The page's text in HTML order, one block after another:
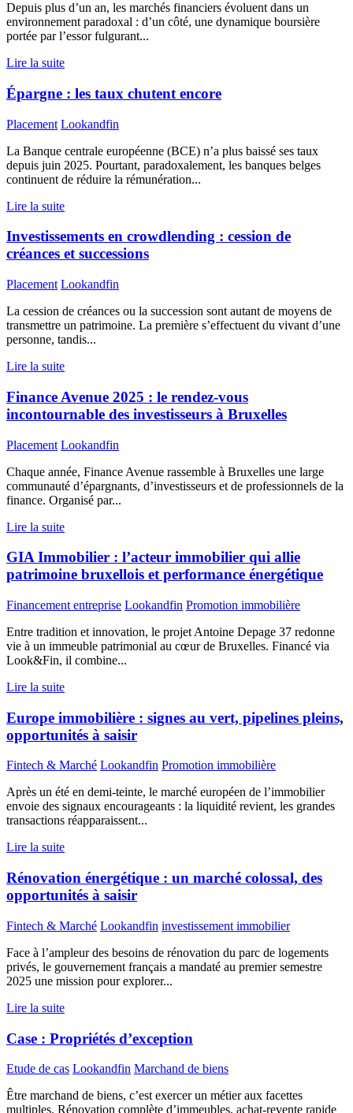
Depuis plus d’un an, les marchés financiers évoluent dans un
environnement paradoxal : d’un côté, une dynamique boursière
portée par l’essor fulgurant...
Lire la suite
Épargne : les taux chutent encore
Placement Lookandfin
La Banque centrale européenne (BCE) n’a plus baissé ses taux
depuis juin 2025. Pourtant, paradoxalement, les banques belges
continuent de réduire la rémunération...
Lire la suite
Investissements en crowdlending : cession de
créances et successions
Placement Lookandfin
La cession de créances ou la succession sont autant de moyens de
transmettre un patrimoine. La première s’effectuent du vivant d’une
personne, tandis...
Lire la suite
Finance Avenue 2025 : le rendez-vous
incontournable des investisseurs à Bruxelles
Placement Lookandfin
Chaque année, Finance Avenue rassemble à Bruxelles une large
communauté d’épargnants, d’investisseurs et de professionnels de la
finance. Organisé par...
Lire la suite
GIA Immobilier : l’acteur immobilier qui allie
patrimoine bruxellois et performance énergétique
Financement entreprise Lookandfin Promotion immobilière
Entre tradition et innovation, le projet Antoine Depage 37 redonne
vie à un immeuble patrimonial au cœur de Bruxelles. Financé via
Look&Fin, il combine...
Lire la suite
Europe immobilière : signes au vert, pipelines pleins,
opportunités à saisir
Fintech & Marché Lookandfin Promotion immobilière
Après un été en demi-teinte, le marché européen de l’immobilier
envoie des signaux encourageants : la liquidité revient, les grandes
transactions réapparaissent...
Lire la suite
Rénovation énergétique : un marché colossal, des
opportunités à saisir
Fintech & Marché Lookandfin investissement immobilier
Face à l’ampleur des besoins de rénovation du parc de logements
privés, le gouvernement français a mandaté au premier semestre
2025 une mission pour explorer...
Lire la suite
Case : Propriétés d’exception
Etude de cas Lookandfin Marchand de biens
Être marchand de biens, c’est exercer un métier aux facettes
multiples. Rénovation complète d’immeubles, achat-revente rapide